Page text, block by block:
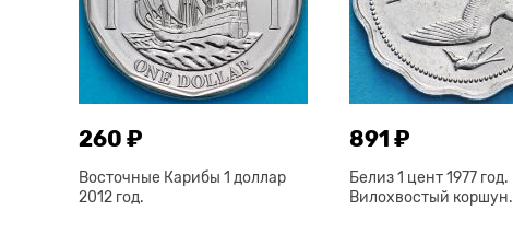
260 ₽
Восточные Карибы 1 доллар
2012 год.
891 ₽
Белиз 1 цент 1977 год.
Вилохвостый коршун.